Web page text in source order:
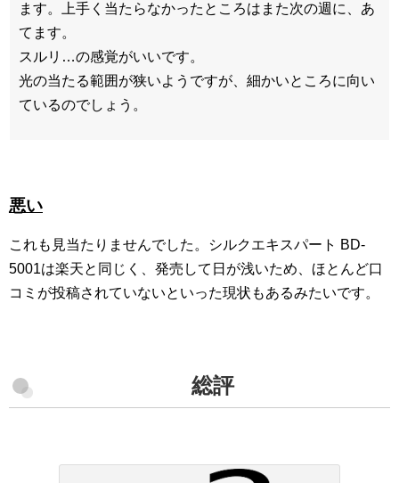
ます。上手く当たらなかったところはまた次の週に、あ
てます。
スルリ…の感覚がいいです。
光の当たる範囲が狭いようですが、細かいところに向い
ているのでしょう。
悪い
これも見当たりませんでした。シルクエキスパート BD-
5001は楽天と同じく、発売して日が浅いため、ほとんど口
コミが投稿されていないといった現状もあるみたいです。
総評